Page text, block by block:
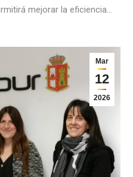
mejorar la eficiencia…
Mar
12
2026